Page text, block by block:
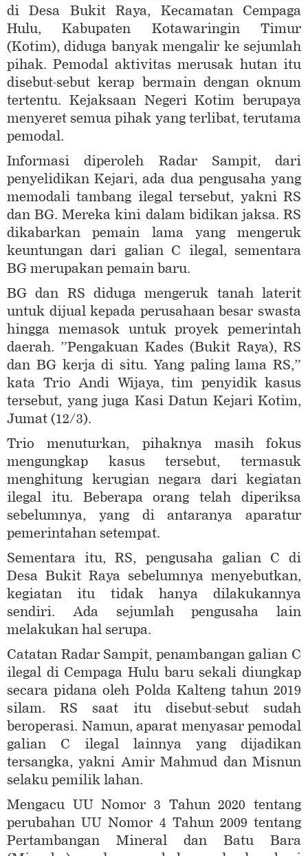
di Desa Bukit Raya, Kecamatan Cempaga
Hulu, Kabupaten Kotawaringin Timur
(Kotim), diduga banyak mengalir ke sejumlah
pihak. Pemodal aktivitas merusak hutan itu
disebut-sebut kerap bermain dengan oknum
tertentu. Kejaksaan Negeri Kotim berupaya
menyeret semua pihak yang terlibat, terutama
pemodal.
Informasi diperoleh Radar Sampit, dari
penyelidikan Kejari, ada dua pengusaha yang
memodali tambang ilegal tersebut, yakni RS
dan BG. Mereka kini dalam bidikan jaksa. RS
dikabarkan pemain lama yang mengeruk
keuntungan dari galian C ilegal, sementara
BG merupakan pemain baru.
BG dan RS diduga mengeruk tanah laterit
untuk dijual kepada perusahaan besar swasta
hingga memasok untuk proyek pemerintah
daerah. ”Pengakuan Kades (Bukit Raya), RS
dan BG kerja di situ. Yang paling lama RS,”
kata Trio Andi Wijaya, tim penyidik kasus
tersebut, yang juga Kasi Datun Kejari Kotim,
Jumat (12/3).
Trio menuturkan, pihaknya masih fokus
mengungkap kasus tersebut, termasuk
menghitung kerugian negara dari kegiatan
ilegal itu. Beberapa orang telah diperiksa
sebelumnya, yang di antaranya aparatur
pemerintahan setempat.
Sementara itu, RS, pengusaha galian C di
Desa Bukit Raya sebelumnya menyebutkan,
kegiatan itu tidak hanya dilakukannya
sendiri. Ada sejumlah pengusaha lain
melakukan hal serupa.
Catatan Radar Sampit, penambangan galian C
ilegal di Cempaga Hulu baru sekali diungkap
secara pidana oleh Polda Kalteng tahun 2019
silam. RS saat itu disebut-sebut sudah
beroperasi. Namun, aparat menyasar pemodal
galian C ilegal lainnya yang dijadikan
tersangka, yakni Amir Mahmud dan Misnun
selaku pemilik lahan.
Mengacu UU Nomor 3 Tahun 2020 tentang
perubahan UU Nomor 4 Tahun 2009 tentang
Pertambangan Mineral dan Batu Bara